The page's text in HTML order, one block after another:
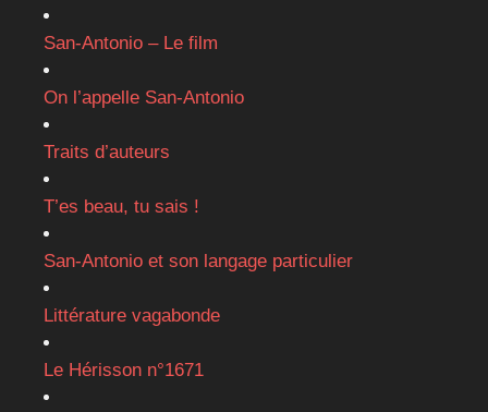
San-Antonio – Le film
On l’appelle San-Antonio
Traits d’auteurs
T’es beau, tu sais !
San-Antonio et son langage particulier
Littérature vagabonde
Le Hérisson n°1671